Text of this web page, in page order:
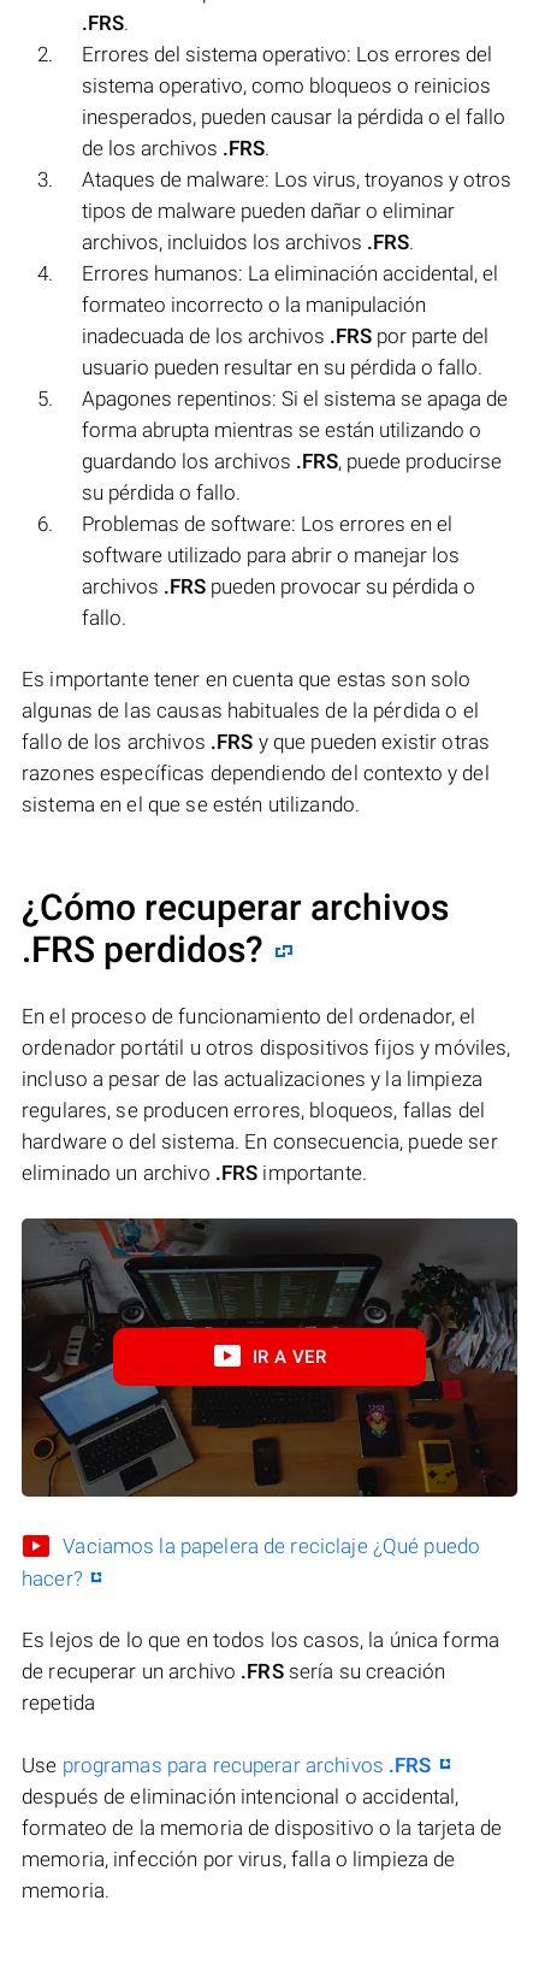
.FRS.
Errores del sistema operativo: Los errores del
sistema operativo, como bloqueos o reinicios
inesperados, pueden causar la pérdida o el fallo
de los archivos .FRS.
Ataques de malware: Los virus, troyanos y otros
tipos de malware pueden dañar o eliminar
archivos, incluidos los archivos .FRS.
Errores humanos: La eliminación accidental, el
formateo incorrecto o la manipulación
inadecuada de los archivos .FRS por parte del
usuario pueden resultar en su pérdida o fallo.
Apagones repentinos: Si el sistema se apaga de
forma abrupta mientras se están utilizando o
guardando los archivos .FRS, puede producirse
su pérdida o fallo.
Problemas de software: Los errores en el
software utilizado para abrir o manejar los
archivos .FRS pueden provocar su pérdida o
fallo.
Es importante tener en cuenta que estas son solo
algunas de las causas habituales de la pérdida o el
fallo de los archivos .FRS y que pueden existir otras
razones específicas dependiendo del contexto y del
sistema en el que se estén utilizando.
¿Cómo recuperar archivos
.FRS perdidos?
En el proceso de funcionamiento del ordenador, el
ordenador portátil u otros dispositivos fijos y móviles,
incluso a pesar de las actualizaciones y la limpieza
regulares, se producen errores, bloqueos, fallas del
hardware o del sistema. En consecuencia, puede ser
eliminado un archivo .FRS importante.
IR A VER
Vaciamos la papelera de reciclaje ¿Qué puedo
hacer?
Es lejos de lo que en todos los casos, la única forma
de recuperar un archivo .FRSsería su creación
repetida
Use programas para recuperar archivos .FRS
después de eliminación intencional o accidental,
formateo de la memoria de dispositivo o la tarjeta de
memoria, infección por virus, falla o limpieza de
memoria.